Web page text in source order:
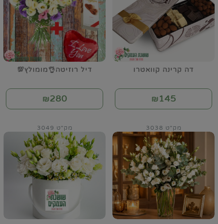
דה קרינה קוואטרו
₪145
דיל רוזיטה👌מומולץ💯
₪280
מק"ט 3038 מק"ט 3049